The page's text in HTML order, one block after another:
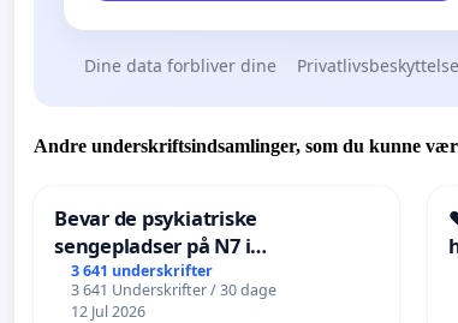
Dine data forbliver dine
Andre underskriftsindsamlinger, som du kunne
Bevar de psykiatriske
sengepladser på N7 i
Frederikshavn
3 641 underskrifter
3 641 Underskrifter / 30 dage
12 Jul 2026